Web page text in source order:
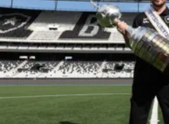
CÓDIGO
DE
INDICAÇÃO
BET365
CÓDIGO
CORINTHIANS
SÃO
PAULO
SANTOS
LIBERTADORES
COPA
DO
BRASIL
MERCADO
DA
BOLA
PALPITES